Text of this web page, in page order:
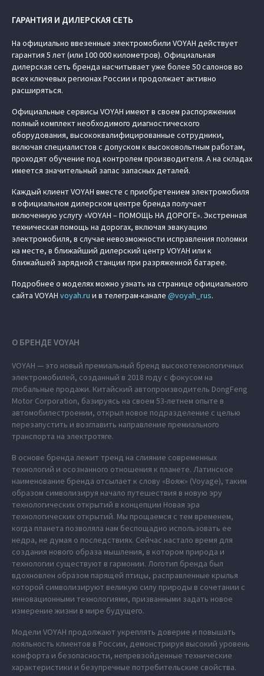
ГАРАНТИЯ И ДИЛЕРСКАЯ СЕТЬ
На официально ввезенные электромобили VOYAH действует
гарантия 5 лет (или 100 000 километров). Официальная
дилерская сеть бренда насчитывает уже более 50 салонов во
всех ключевых регионах России и продолжает активно
расширяться.
Официальные сервисы VOYAH имеют в своем распоряжении
полный комплект необходимого диагностического
оборудования, высококвалифицированные сотрудники,
включая специалистов с допуском к высоковольтным работам,
проходят обучение под контролем производителя. А на складах
имеется значительный запас запасных деталей.
Каждый клиент VOYAH вместе с приобретением электромобиля
в официальном дилерском центре бренда получает
включенную услугу «VOYAH – ПОМОЩЬ НА ДОРОГЕ». Экстренная
техническая помощь на дорогах, включая эвакуацию
электромобиля, в случае невозможности исправления поломки
на месте, в ближайший дилерский центр VOYAH или к
ближайшей зарядной станции при разряженной батарее.
Подробнее о моделях можно узнать на странице официального
сайта VOYAH voyah.ru и в телеграм-канале @voyah_rus.
О БРЕНДЕ VOYAH
VOYAH — это новый премиальный бренд высокотехнологичных
электромобилей, созданный в 2018 году с фокусом на
глобальные продажи. Китайский автопроизводитель DongFeng
Motor Corporation, базируясь на своем 53-летнем опыте в
автомобилестроении, открыл новое подразделение с целью
перезапустить и возглавить направление премиального
транспорта на электротяге.
В основе бренда лежит тренд на слияние современных
технологий и осознанного отношения к планете. Латинское
наименование бренда отсылает к слову «Вояж» (Voyage), таким
образом символизируя начало путешествия в новую эру
технологических открытий в концепции Новая эра
технологических открытий. Мы прощаемся с тем временем,
когда планета позволяла нам беспощадно использовать ее
недра, не думая о последствиях. Сейчас настало время для
создания нового образа мышления, в котором природа и
технологии существуют в гармонии. Логотип бренда был
вдохновлен образом парящей птицы, расправленные крылья
которой символизируют великую силу природы в сочетании с
инновационными технологиями, призванными задать новое
измерение жизни в мире будущего.
Модели VOYAH продолжают укреплять доверие и повышать
лояльность клиентов в России, демонстрируя высокий уровень
комфорта и безопасности, непревзойденные технические
характеристики и безупречные потребительские свойства.